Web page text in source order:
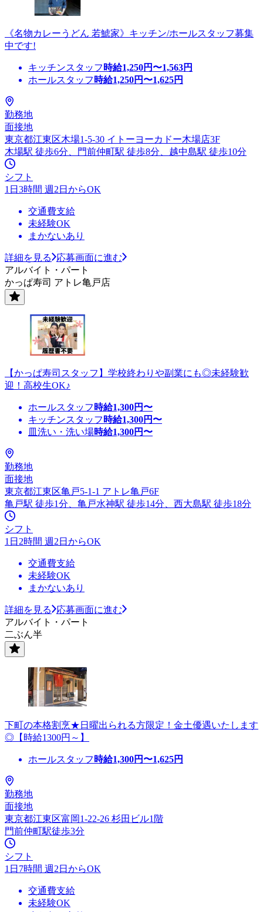
《名物カレーうどん 若鯱家》キッチン/ホールスタッフ募集
中です!
キッチンスタッフ 時給1,250円〜1,563円
ホールスタッフ 時給1,250円〜1,625円
勤務地
面接地
東京都江東区木場1-5-30 イトーヨーカドー木場店3F
木場駅 徒歩6分、門前仲町駅 徒歩8分、越中島駅 徒歩10分
シフト
1日3時間 週2日からOK
交通費支給
未経験OK
まかないあり
詳細を見る
応募画面に進む
アルバイト・パート
かっぱ寿司 アトレ亀戸店
【かっぱ寿司スタッフ】学校終わりや副業にも◎未経験歓
迎！高校生OK♪
ホールスタッフ 時給1,300円〜
キッチンスタッフ 時給1,300円〜
皿洗い・洗い場時給1,300円〜
勤務地
面接地
東京都江東区亀戸5-1-1 アトレ亀戸6F
亀戸駅 徒歩1分、亀戸水神駅 徒歩14分、西大島駅 徒歩18分
シフト
1日2時間 週2日からOK
交通費支給
未経験OK
まかないあり
詳細を見る
応募画面に進む
アルバイト・パート
二ぶん半
下町の本格割烹★日曜出られる方限定！金土優遇いたします
◎【時給1300円～】
ホールスタッフ 時給1,300円〜1,625円
勤務地
面接地
東京都江東区富岡1-22-26 杉田ビル1階
門前仲町駅徒歩3分
シフト
1日7時間 週2日からOK
交通費支給
未経験OK